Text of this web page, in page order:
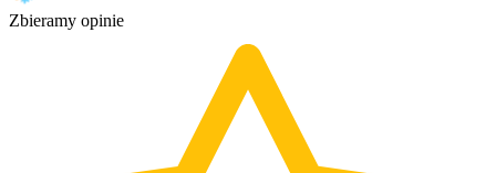
Zbieramy opinie